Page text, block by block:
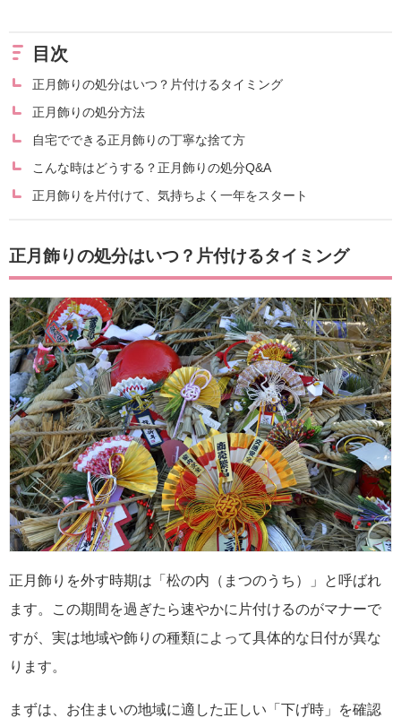
目次
正月飾りの処分はいつ？片付けるタイミング
正月飾りの処分方法
自宅でできる正月飾りの丁寧な捨て方
こんな時はどうする？正月飾りの処分Q&A
正月飾りを片付けて、気持ちよく一年をスタート
正月飾りの処分はいつ？片付けるタイミング
正月飾りを外す時期は「松の内（まつのうち）」と呼ばれ
ます。この期間を過ぎたら速やかに片付けるのがマナーで
すが、実は地域や飾りの種類によって具体的な日付が異な
ります。
まずは、お住まいの地域に適した正しい「下げ時」を確認